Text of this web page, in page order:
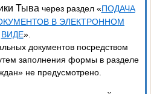
Тывачерез раздел «ПОДАЧА
В ЭЛЕКТРОННОМ
ВИДЕ».
документов посредством
заполнения формы в разделе
не предусмотрено.